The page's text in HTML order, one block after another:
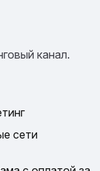
канал.
сети